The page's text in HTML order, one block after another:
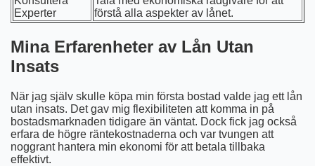
Experter
förstå alla aspekter av lånet.
Mina Erfarenheter av Lån Utan
Insats
När jag själv skulle köpa min första bostad valde jag ett lån
utan insats. Det gav mig flexibiliteten att komma in på
bostadsmarknaden tidigare än väntat. Dock fick jag också
erfara de högre räntekostnaderna och var tvungen att
noggrant hantera min ekonomi för att betala tillbaka
effektivt.